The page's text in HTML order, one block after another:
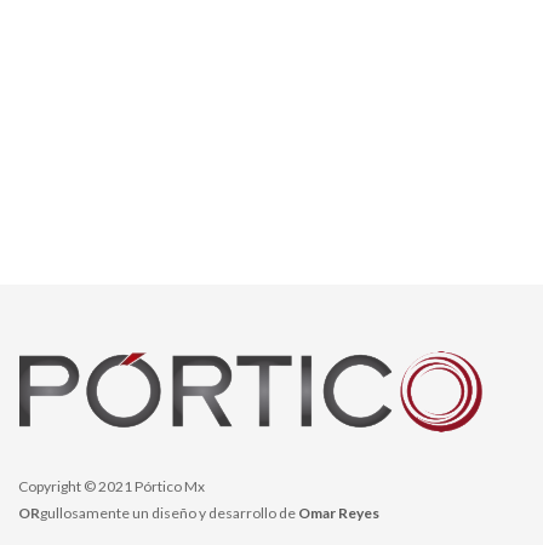
Copyright © 2021 Pórtico Mx
ORgullosamente un diseño y desarrollo de Omar Reyes